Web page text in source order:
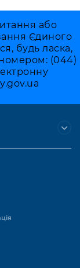
або
Єдиного
будь ласка,
номером: (044)